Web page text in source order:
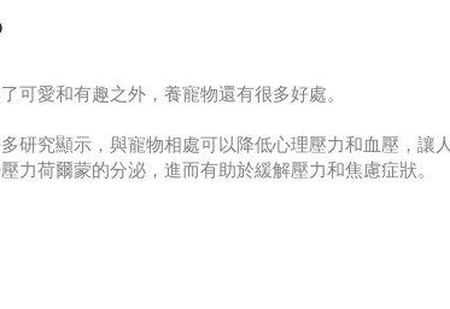
可愛和有趣之外，養寵物還有很多好處。
研究顯示，與寵物相處可以降低心理壓力和血壓，讓
力荷爾蒙的分泌，進而有助於緩解壓力和焦慮症狀。
在遛狗的時候，主人有機會與其他養狗的人交流和互